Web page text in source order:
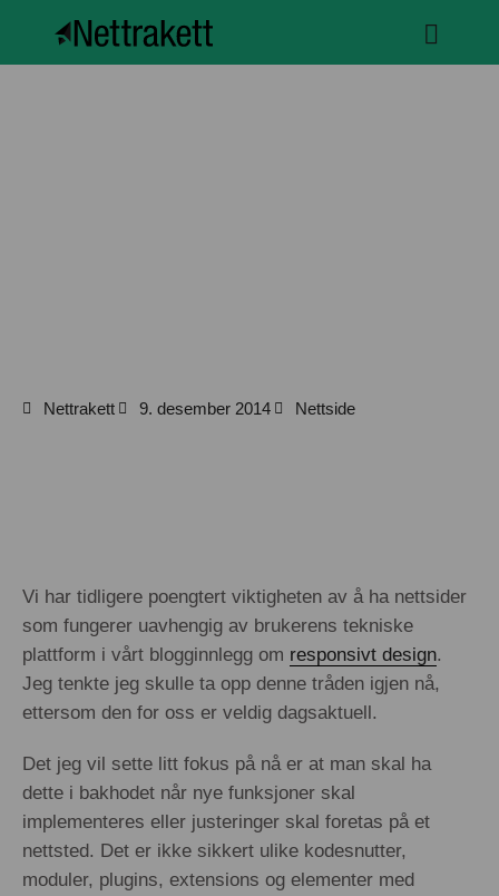
Nettrakett 9. desember 2014 Nettside
Vi har tidligere poengtert viktigheten av å ha nettsider
som fungerer uavhengig av brukerens tekniske
plattform i vårt blogginnlegg om responsivt design.
Jeg tenkte jeg skulle ta opp denne tråden igjen nå,
ettersom den for oss er veldig dagsaktuell.
Det jeg vil sette litt fokus på nå er at man skal ha
dette i bakhodet når nye funksjoner skal
implementeres eller justeringer skal foretas på et
nettsted. Det er ikke sikkert ulike kodesnutter,
moduler, plugins, extensions og elementer med